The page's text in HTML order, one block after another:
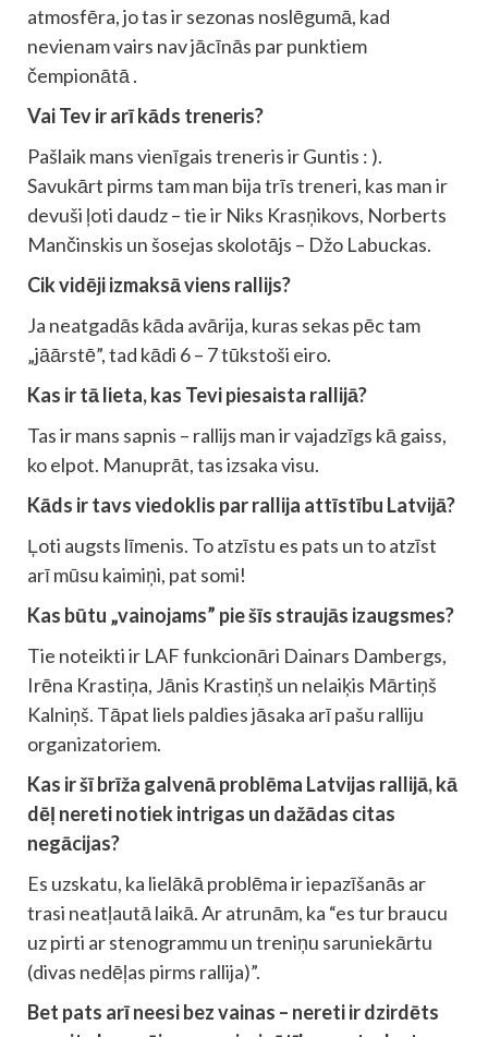
atmosfēra, jo tas ir sezonas noslēgumā, kad
nevienam vairs nav jācīnās par punktiem
čempionātā .
Vai Tev ir arī kāds treneris?
Pašlaik mans vienīgais treneris ir Guntis : ).
Savukārt pirms tam man bija trīs treneri, kas man ir
devuši ļoti daudz – tie ir Niks Krasņikovs, Norberts
Mančinskis un šosejas skolotājs – Džo Labuckas.
Cik vidēji izmaksā viens rallijs?
Ja neatgadās kāda avārija, kuras sekas pēc tam
„jāārstē”, tad kādi 6 – 7 tūkstoši eiro.
Kas ir tā lieta, kas Tevi piesaista rallijā?
Tas ir mans sapnis – rallijs man ir vajadzīgs kā gaiss,
ko elpot. Manuprāt, tas izsaka visu.
Kāds ir tavs viedoklis par rallija attīstību Latvijā?
Ļoti augsts līmenis. To atzīstu es pats un to atzīst
arī mūsu kaimiņi, pat somi!
Kas būtu „vainojams” pie šīs straujās izaugsmes?
Tie noteikti ir LAF funkcionāri Dainars Dambergs,
Irēna Krastiņa, Jānis Krastiņš un nelaiķis Mārtiņš
Kalniņš. Tāpat liels paldies jāsaka arī pašu ralliju
organizatoriem.
Kas ir šī brīža galvenā problēma Latvijas rallijā, kā
dēļ nereti notiek intrigas un dažādas citas
negācijas?
Es uzskatu, ka lielākā problēma ir iepazīšanās ar
trasi neatļautā laikā. Ar atrunām, ka “es tur braucu
uz pirti ar stenogrammu un treniņu saruniekārtu
(divas nedēļas pirms rallija)”.
Bet pats arī neesi bez vainas – nereti ir dzirdēts